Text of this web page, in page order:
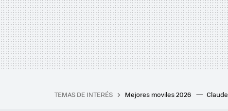
TEMAS DE INTERÉS Mejores moviles 2026 Claude